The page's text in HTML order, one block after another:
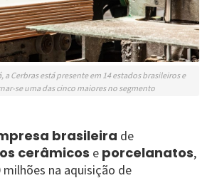
a Cerbras está presente em 14 estados brasileiros e
se uma das cinco maiores no segmento
brasileira de
cerâmicos e porcelanatos,
milhões na aquisição de